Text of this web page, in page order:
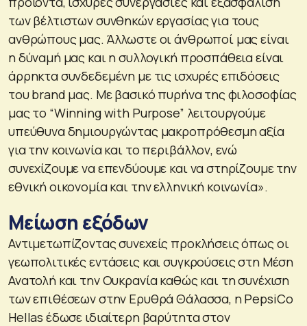
των βέλτιστων συνθηκών εργασίας για τους
ανθρώπους μας. Άλλωστε οι άνθρωποί μας είναι
η δύναμή μας και η συλλογική προσπάθεια είναι
άρρηκτα συνδεδεμένη με τις ισχυρές επιδόσεις
του brand μας. Με βασικό πυρήνα της φιλοσοφίας
μας το “Winning with Purpose” λειτουργούμε
υπεύθυνα δημιουργώντας μακροπρόθεσμη αξία
για την κοινωνία και το περιβάλλον, ενώ
συνεχίζουμε να επενδύουμε και να στηρίζουμε την
εθνική οικονομία και την ελληνική κοινωνία».
Μείωση εξόδων
Αντιμετωπίζοντας συνεχείς προκλήσεις όπως οι
γεωπολιτικές εντάσεις και συγκρούσεις στη Μέση
Ανατολή και την Ουκρανία καθώς και τη συνέχιση
των επιθέσεων στην Ερυθρά Θάλασσα, η PepsiCo
Hellas έδωσε ιδιαίτερη βαρύτητα στον